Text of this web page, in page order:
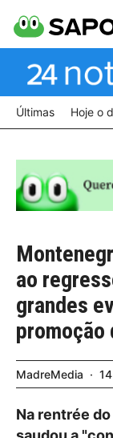
Últimas Hoje o
ao
grandes
promoção
MadreMedia 14
Na rentrée